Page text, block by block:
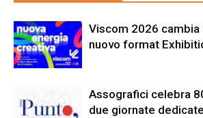
Viscom 2026
nuovo format
Assografici celebra
due giornate